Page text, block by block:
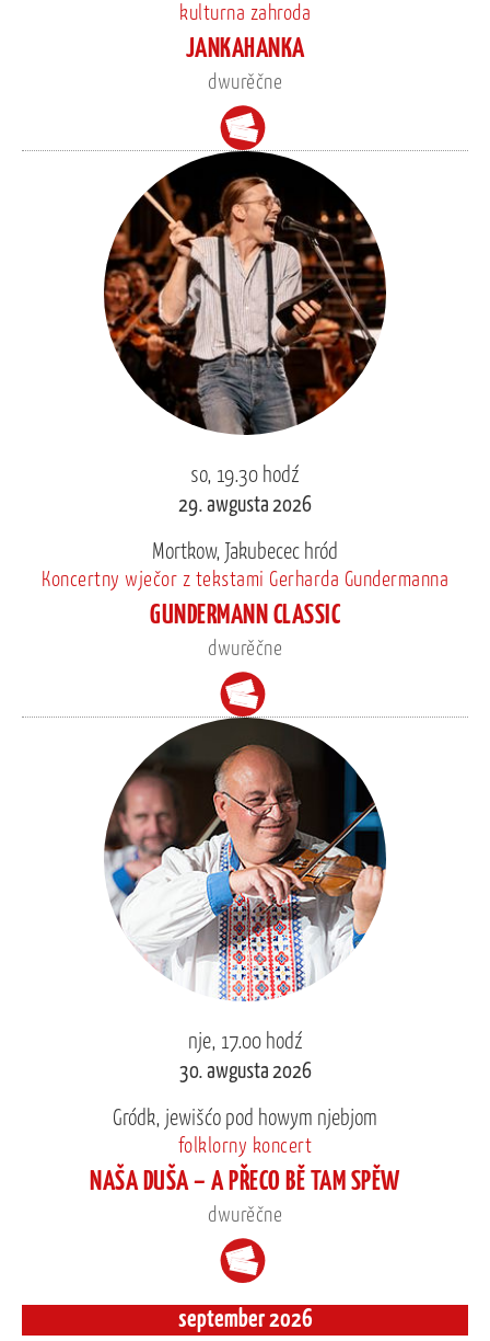
kulturna zahroda
JANKAHANKA
dwurěčne
so, 19.30 hodź
29. awgusta 2026
Mortkow, Jakubecec hród
Koncertny wječor z tekstami Gerharda Gundermanna
GUNDERMANN CLASSIC
dwurěčne
nje, 17.00 hodź
30. awgusta 2026
Gródk, jewišćo pod howym njebjom
folklorny koncert
NAŠA DUŠA – A PŘECO BĚ TAM SPĚW
dwurěčne
september 2026